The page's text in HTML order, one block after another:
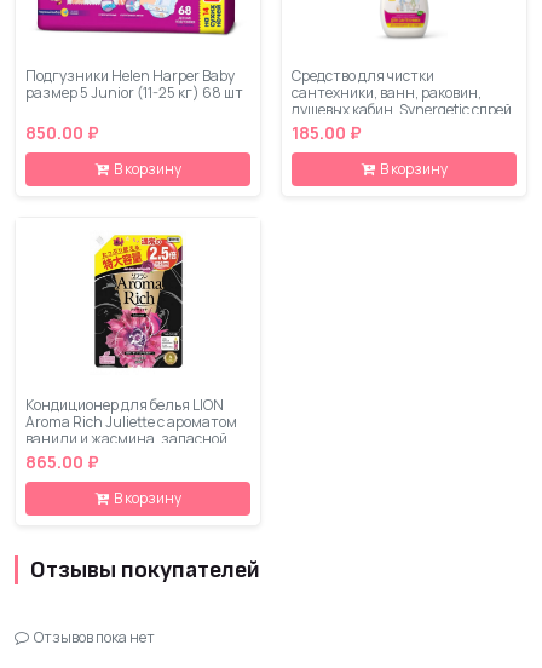
Подгузники Helen Harper Baby
размер 5 Junior (11-25 кг) 68 шт
850.00 ₽
В корзину
Средство для чистки
сантехники, ванн, раковин,
душевых кабин, Synergetic спрей,
500 мл
185.00 ₽
В корзину
Кондиционер для белья LION
Aroma Rich Juliette с ароматом
ванили и жасмина, запасной
блок, 1210 мл
865.00 ₽
В корзину
Отзывы покупателей
Отзывов пока нет